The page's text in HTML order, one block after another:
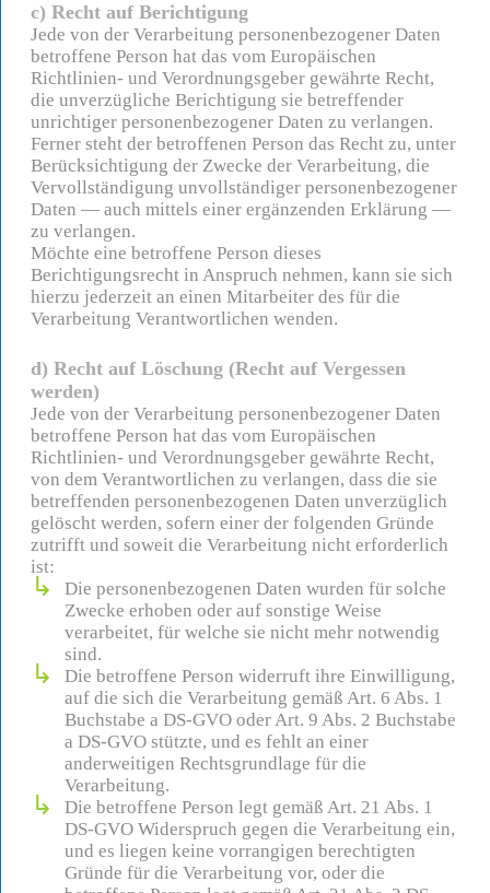
c) Recht auf Berichtigung
Jede von der Verarbeitung personenbezogener Daten
betroffene Person hat das vom Europäischen
Richtlinien- und Verordnungsgeber gewährte Recht,
die unverzügliche Berichtigung sie betreffender
unrichtiger personenbezogener Daten zu verlangen.
Ferner steht der betroffenen Person das Recht zu, unter
Berücksichtigung der Zwecke der Verarbeitung, die
Vervollständigung unvollständiger personenbezogener
Daten — auch mittels einer ergänzenden Erklärung —
zu verlangen.
Möchte eine betroffene Person dieses
Berichtigungsrecht in Anspruch nehmen, kann sie sich
hierzu jederzeit an einen Mitarbeiter des für die
Verarbeitung Verantwortlichen wenden.
d) Recht auf Löschung (Recht auf Vergessen
werden)
Jede von der Verarbeitung personenbezogener Daten
betroffene Person hat das vom Europäischen
Richtlinien- und Verordnungsgeber gewährte Recht,
von dem Verantwortlichen zu verlangen, dass die sie
betreffenden personenbezogenen Daten unverzüglich
gelöscht werden, sofern einer der folgenden Gründe
zutrifft und soweit die Verarbeitung nicht erforderlich
ist:
Die personenbezogenen Daten wurden für solche
Zwecke erhoben oder auf sonstige Weise
verarbeitet, für welche sie nicht mehr notwendig
sind.
Die betroffene Person widerruft ihre Einwilligung,
auf die sich die Verarbeitung gemäß Art. 6 Abs. 1
Buchstabe a DS-GVO oder Art. 9 Abs. 2 Buchstabe
a DS-GVO stützte, und es fehlt an einer
anderweitigen Rechtsgrundlage für die
Verarbeitung.
Die betroffene Person legt gemäß Art. 21 Abs. 1
DS-GVO Widerspruch gegen die Verarbeitung ein,
und es liegen keine vorrangigen berechtigten
Gründe für die Verarbeitung vor, oder die